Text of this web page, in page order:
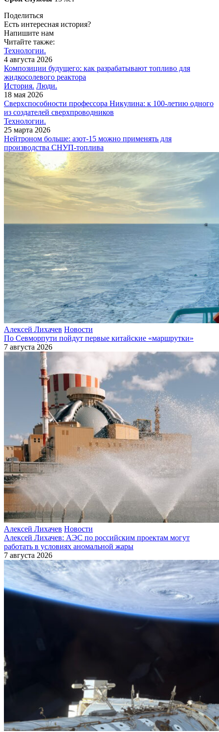
Поделиться
Есть интересная история?
Напишите нам
Читайте также:
Технологии.
4 августа 2026
Композиции будущего: как разрабатывают топливо для
жидкосолевого реактора
История. Люди.
18 мая 2026
Сверхспособности профессора Никулина: к 100-летию одного
из создателей сверхпроводников
Технологии.
25 марта 2026
Нейтроном больше: азот-15 можно применять для
производства СНУП-топлива
Алексей Лихачев Новости
По Севморпути пойдут первые китайские «маршрутки»
7 августа 2026
Алексей Лихачев Новости
Алексей Лихачев: АЭС по российским проектам могут
работать в условиях аномальной жары
7 августа 2026